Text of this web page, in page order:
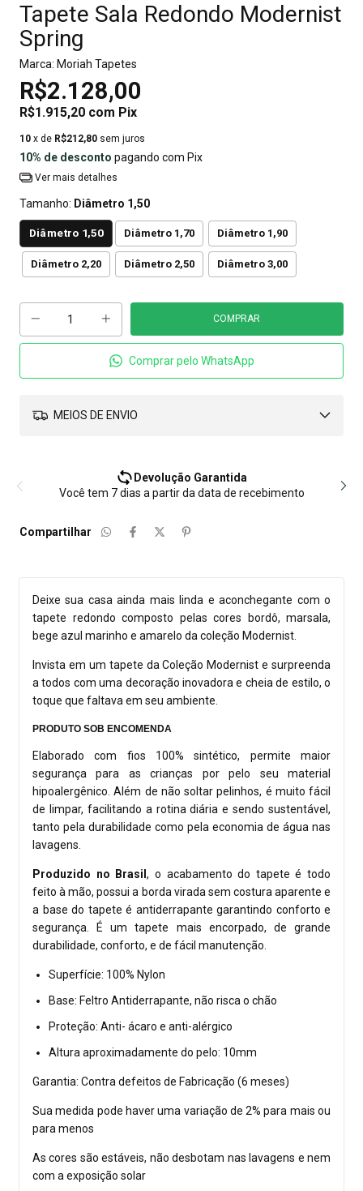
Tapete Sala Redondo Modernist
Spring
Marca: Moriah Tapetes
R$2.128,00
R$1.915,20 com Pix
10 x de R$212,80 sem juros
10% de desconto pagando com Pix
Ver mais detalhes
Tamanho: Diâmetro 1,50
Diâmetro 1,50 Diâmetro 1,70 Diâmetro 1,90
Diâmetro 2,20 Diâmetro 2,50 Diâmetro 3,00
Comprar pelo WhatsApp
MEIOS DE ENVIO
Devolução Garantida
Você tem 7 dias a partir da data de recebimento
Compartilhar
Deixe sua casa ainda mais linda e aconchegante com o
tapete redondo composto pelas cores bordô, marsala,
bege azul marinho e amarelo da coleção Modernist.
Invista em um tapete da Coleção Modernist e surpreenda
a todos com uma decoração inovadora e cheia de estilo, o
toque que faltava em seu ambiente.
PRODUTO SOB ENCOMENDA
Elaborado com fios 100% sintético, permite maior
segurança para as crianças por pelo seu material
hipoalergênico. Além de não soltar pelinhos, é muito fácil
de limpar, facilitando a rotina diária e sendo sustentável,
tanto pela durabilidade como pela economia de água nas
lavagens.
Produzido no Brasil, o acabamento do tapete é todo
feito à mão, possui a borda virada sem costura aparente e
a base do tapete é antiderrapante garantindo conforto e
segurança. É um tapete mais encorpado, de grande
durabilidade, conforto, e de fácil manutenção.
Superfície: 100% Nylon
Base: Feltro Antiderrapante, não risca o chão
Proteção: Anti- ácaro e anti-alérgico
Altura aproximadamente do pelo: 10mm
Garantia: Contra defeitos de Fabricação (6 meses)
Sua medida pode haver uma variação de 2% para mais ou
para menos
As cores são estáveis, não desbotam nas lavagens e nem
com a exposição solar